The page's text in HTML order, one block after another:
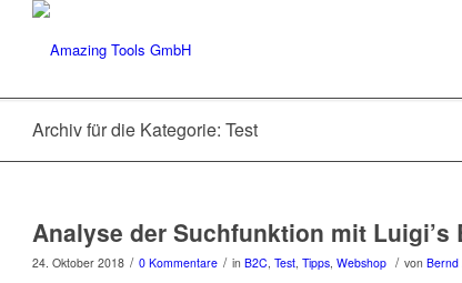
Archiv für die Kategorie: Test
Analyse der Suchfunktion mit Luigi’s
24. Oktober 2018 / 0 Kommentare / in B2C, Test, Tipps, Webshop / von Bernd